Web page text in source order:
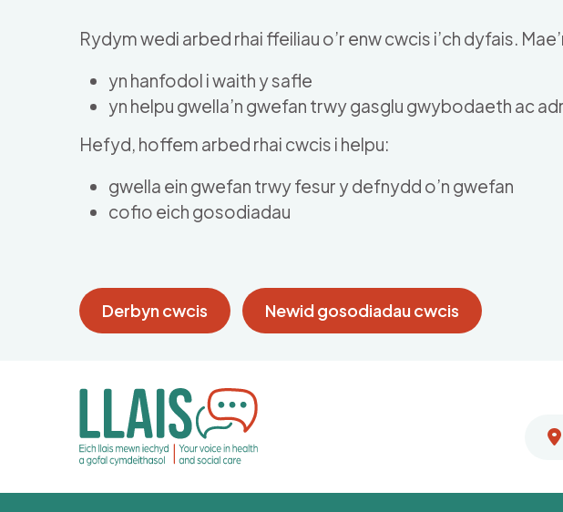
Rydym wedi arbed rhai ffeiliau o’r enw cwcis i’ch dyfais.
yn hanfodol i waith y safle
yn helpu gwella’n gwefan trwy gasglu gwybodaeth ac
Hefyd, hoffem arbed rhai cwcis i helpu:
gwella ein gwefan trwy fesur y defnydd o’n gwefan
cofio eich gosodiadau
Derbyn cwcis Newid gosodiadau cwcis